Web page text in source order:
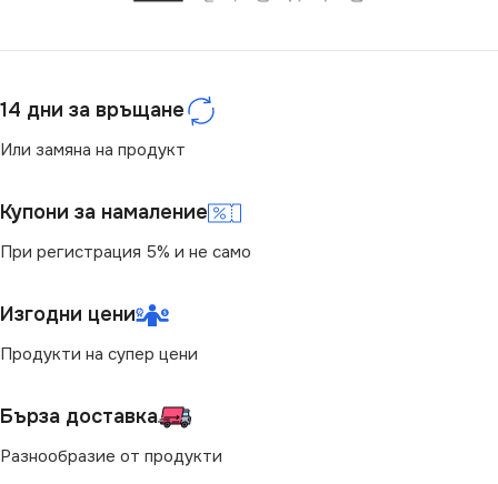
14 дни за връщане
Или замяна на продукт
Купони за намаление
При регистрация 5% и не само
Изгодни цени
Продукти на супер цени
Бърза доставка
Разнообразие от продукти